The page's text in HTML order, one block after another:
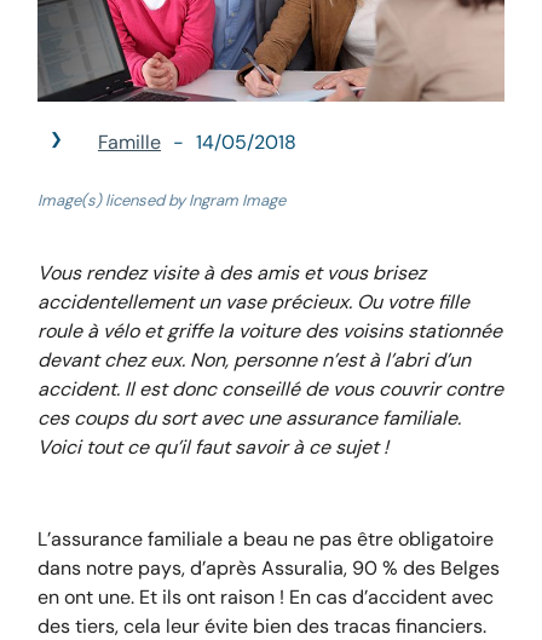
Famille 14/05/2018
Image(s) licensed by Ingram Image
Vous rendez visite à des amis et vous brisez
accidentellement un vase précieux. Ou votre fille
roule à vélo et griffe la voiture des voisins stationnée
devant chez eux. Non, personne n’est à l’abri d’un
accident. Il est donc conseillé de vous couvrir contre
ces coups du sort avec une assurance familiale.
Voici tout ce qu’il faut savoir à ce sujet !
L’assurance familiale a beau ne pas être obligatoire
dans notre pays, d’après Assuralia, 90 % des Belges
en ont une. Et ils ont raison ! En cas d’accident avec
des tiers, cela leur évite bien des tracas financiers.